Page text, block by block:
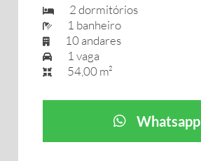
2 dormitórios
1 banheiro
10 andares
1 vaga
54,00 m²
Whatsapp